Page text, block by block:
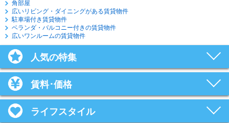
角部屋
広いリビング・ダイニングがある賃貸物件
駐車場付き賃貸物件
ベランダ・バルコニー付きの賃貸物件
広いワンルームの賃貸物件
人気の特集
賃料･価格
ライフスタイル